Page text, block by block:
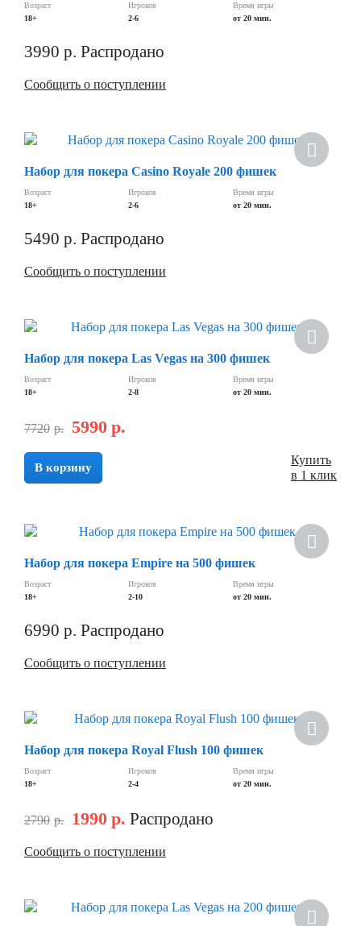
Возраст
18+
Игроков
2-6
Время игры
от 20 мин.
3990 р. Распродано
Сообщить о поступлении
Набор для покера Casino Royale 200 фишек
Возраст
18+
Игроков
2-6
Время игры
от 20 мин.
5490 р. Распродано
Сообщить о поступлении
Набор для покера Las Vegas на 300 фишек
Возраст
18+
Игроков
2-8
Время игры
от 20 мин.
7720 р. 5990 р.
В корзину
Купить
в 1 клик
Набор для покера Empire на 500 фишек
Возраст
18+
Игроков
2-10
Время игры
от 20 мин.
6990 р. Распродано
Сообщить о поступлении
Скидка
Набор для покера Royal Flush 100 фишек
Возраст
18+
Игроков
2-4
Время игры
от 20 мин.
2790 р. 1990 р. Распродано
Сообщить о поступлении